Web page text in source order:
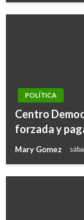
POLÍTICA
Centro
forzada y
Mary Gomez